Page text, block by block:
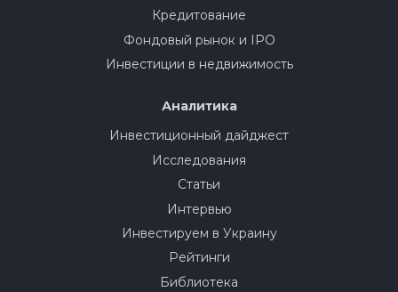
Кредитование
Фондовый рынок и IPO
Инвестиции в недвижимость
Аналитика
Инвестиционный дайджест
Исследования
Статьи
Интервью
Инвестируем в Украину
Рейтинги
Библиотека